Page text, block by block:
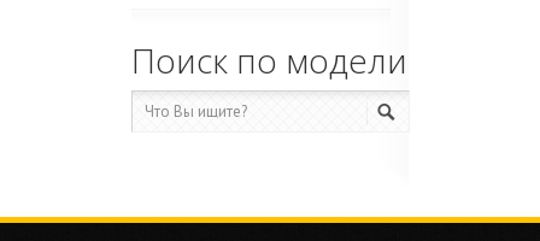
Поиск по модели